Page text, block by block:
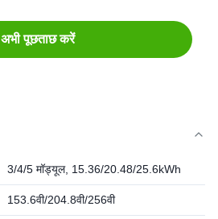
अभी पूछताछ करें
3/4/5 मॉड्यूल, 15.36/20.48/25.6kWh
153.6वी/204.8वी/256वी